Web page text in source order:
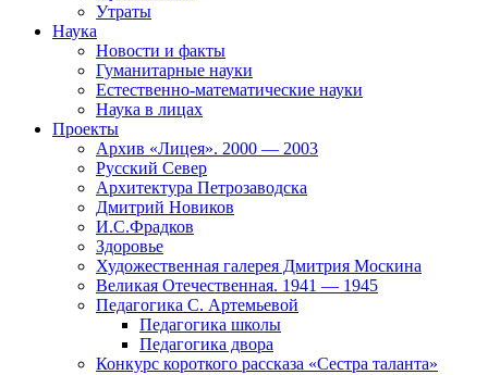
Утраты
Наука
Новости и факты
Гуманитарные науки
Естественно-математические науки
Наука в лицах
Проекты
Архив «Лицея». 2000 — 2003
Русский Север
Архитектура Петрозаводска
Дмитрий Новиков
И.С.Фрадков
Здоровье
Художественная галерея Дмитрия Москина
Великая Отечественная. 1941 — 1945
Педагогика С. Артемьевой
Педагогика школы
Педагогика двора
Конкурс короткого рассказа «Сестра таланта»